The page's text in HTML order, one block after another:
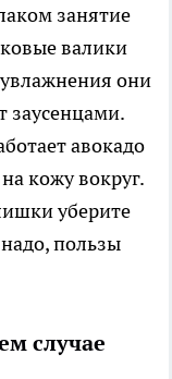
занятие
валики
увлажнения они
заусенцами.
авокадо
кожу вокруг.
уберите
пользы
случае